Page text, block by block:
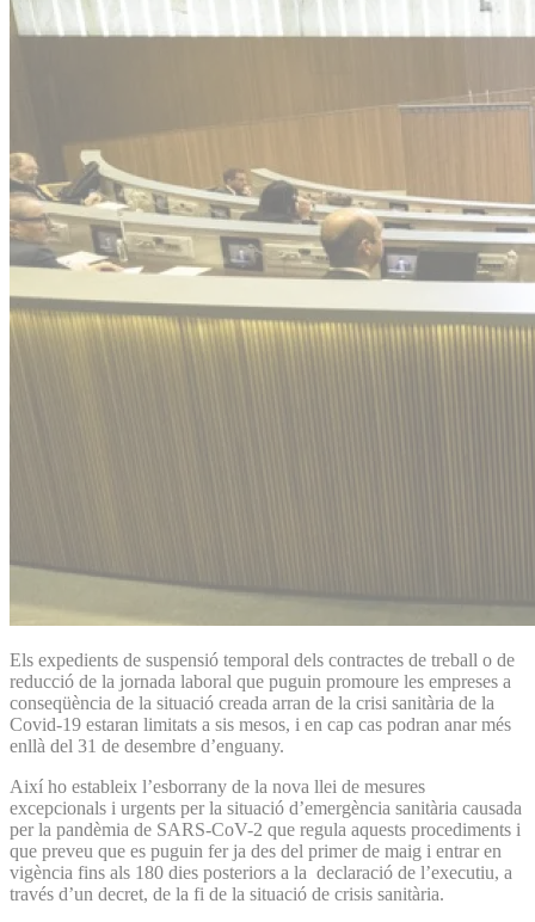
Els expedients de suspensió temporal dels contractes de treball o de
reducció de la jornada laboral que puguin promoure les empreses a
conseqüència de la situació creada arran de la crisi sanitària de la
Covid-19 estaran limitats a sis mesos, i en cap cas podran anar més
enllà del 31 de desembre d’enguany.
Així ho estableix l’esborrany de la nova llei de mesures
excepcionals i urgents per la situació d’emergència sanitària causada
per la pandèmia de SARS-CoV-2 que regula aquests procediments i
que preveu que es puguin fer ja des del primer de maig i entrar en
vigència fins als 180 dies posteriors a la declaració de l’executiu, a
través d’un decret, de la fi de la situació de crisis sanitària.